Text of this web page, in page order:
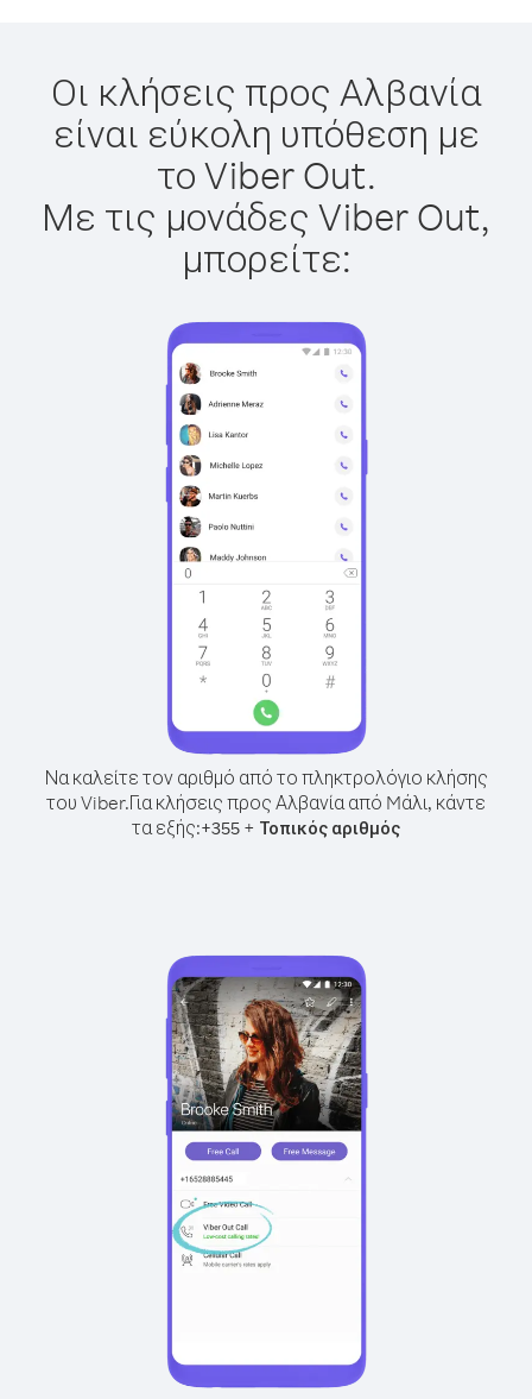
Οι κλήσεις προς Αλβανία
είναι εύκολη υπόθεση με
το Viber Out.
Με τις μονάδες Viber Out,
μπορείτε:
Να καλείτε τον αριθμό από το πληκτρολόγιο κλήσης
του Viber.Για κλήσεις προς Αλβανία από Mάλι, κάντε
τα εξής:+355 + Τοπικός αριθμός